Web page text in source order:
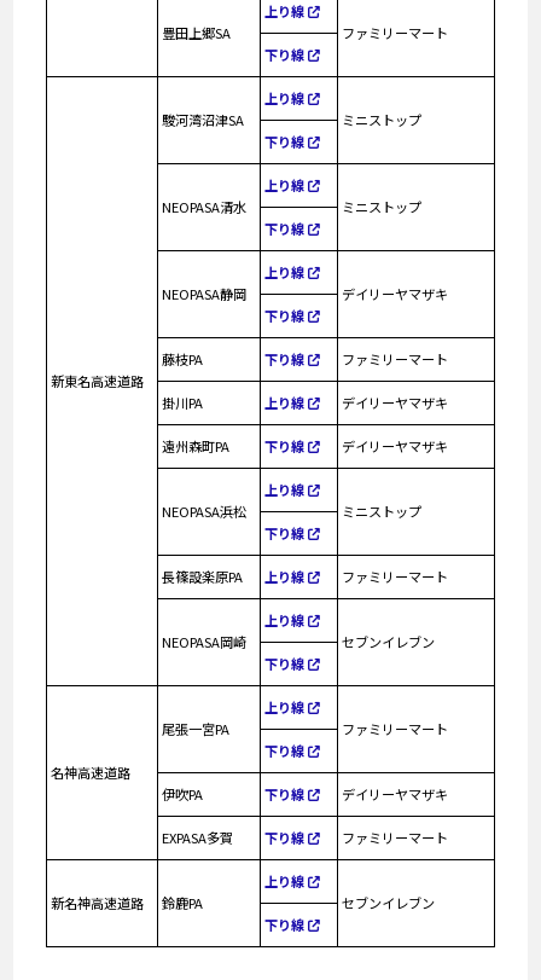
豊田上郷SA
上り線
ファミリーマート
下り線
新東名高速道路
駿河湾沼津SA
上り線
ミニストップ
下り線
NEOPASA清水
上り線
ミニストップ
下り線
NEOPASA静岡
上り線
デイリーヤマザキ
下り線
藤枝PA 下り線 ファミリーマート
掛川PA 上り線 デイリーヤマザキ
遠州森町PA 下り線 デイリーヤマザキ
NEOPASA浜松
上り線
ミニストップ
下り線
長篠設楽原PA 上り線 ファミリーマート
NEOPASA岡崎
上り線
セブンイレブン
下り線
名神高速道路
尾張一宮PA
上り線
ファミリーマート
下り線
伊吹PA 下り線 デイリーヤマザキ
EXPASA多賀 下り線 ファミリーマート
新名神高速道路 鈴鹿PA
上り線
セブンイレブン
下り線